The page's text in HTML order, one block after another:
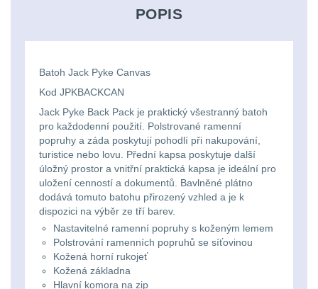
baterie
Svítilny
pro
26650
baterie
Svítilny
CR123A
Svietidlá CRI≥90 1
Laserové značkovače
Držiaky a
príslušenstvo34
18650 1
14500 / AA / AAA
POPIS
Batoh Jack Pyke Canvas
Kod JPKBACKCAN
Jack Pyke Back Pack je praktický všestranný batoh
pro každodenní použití. Polstrované ramenní
popruhy a záda poskytují pohodlí při nakupování,
turistice nebo lovu. Přední kapsa poskytuje další
úložný prostor a vnitřní praktická kapsa je ideální pro
uložení cenností a dokumentů. Bavlněné plátno
dodává tomuto batohu přirozený vzhled a je k
dispozici na výběr ze tří barev.
Nastavitelné ramenní popruhy s koženým lemem
Polstrování ramenních popruhů se síťovinou
Kožená horní rukojeť
Kožená základna
Hlavní komora na zip